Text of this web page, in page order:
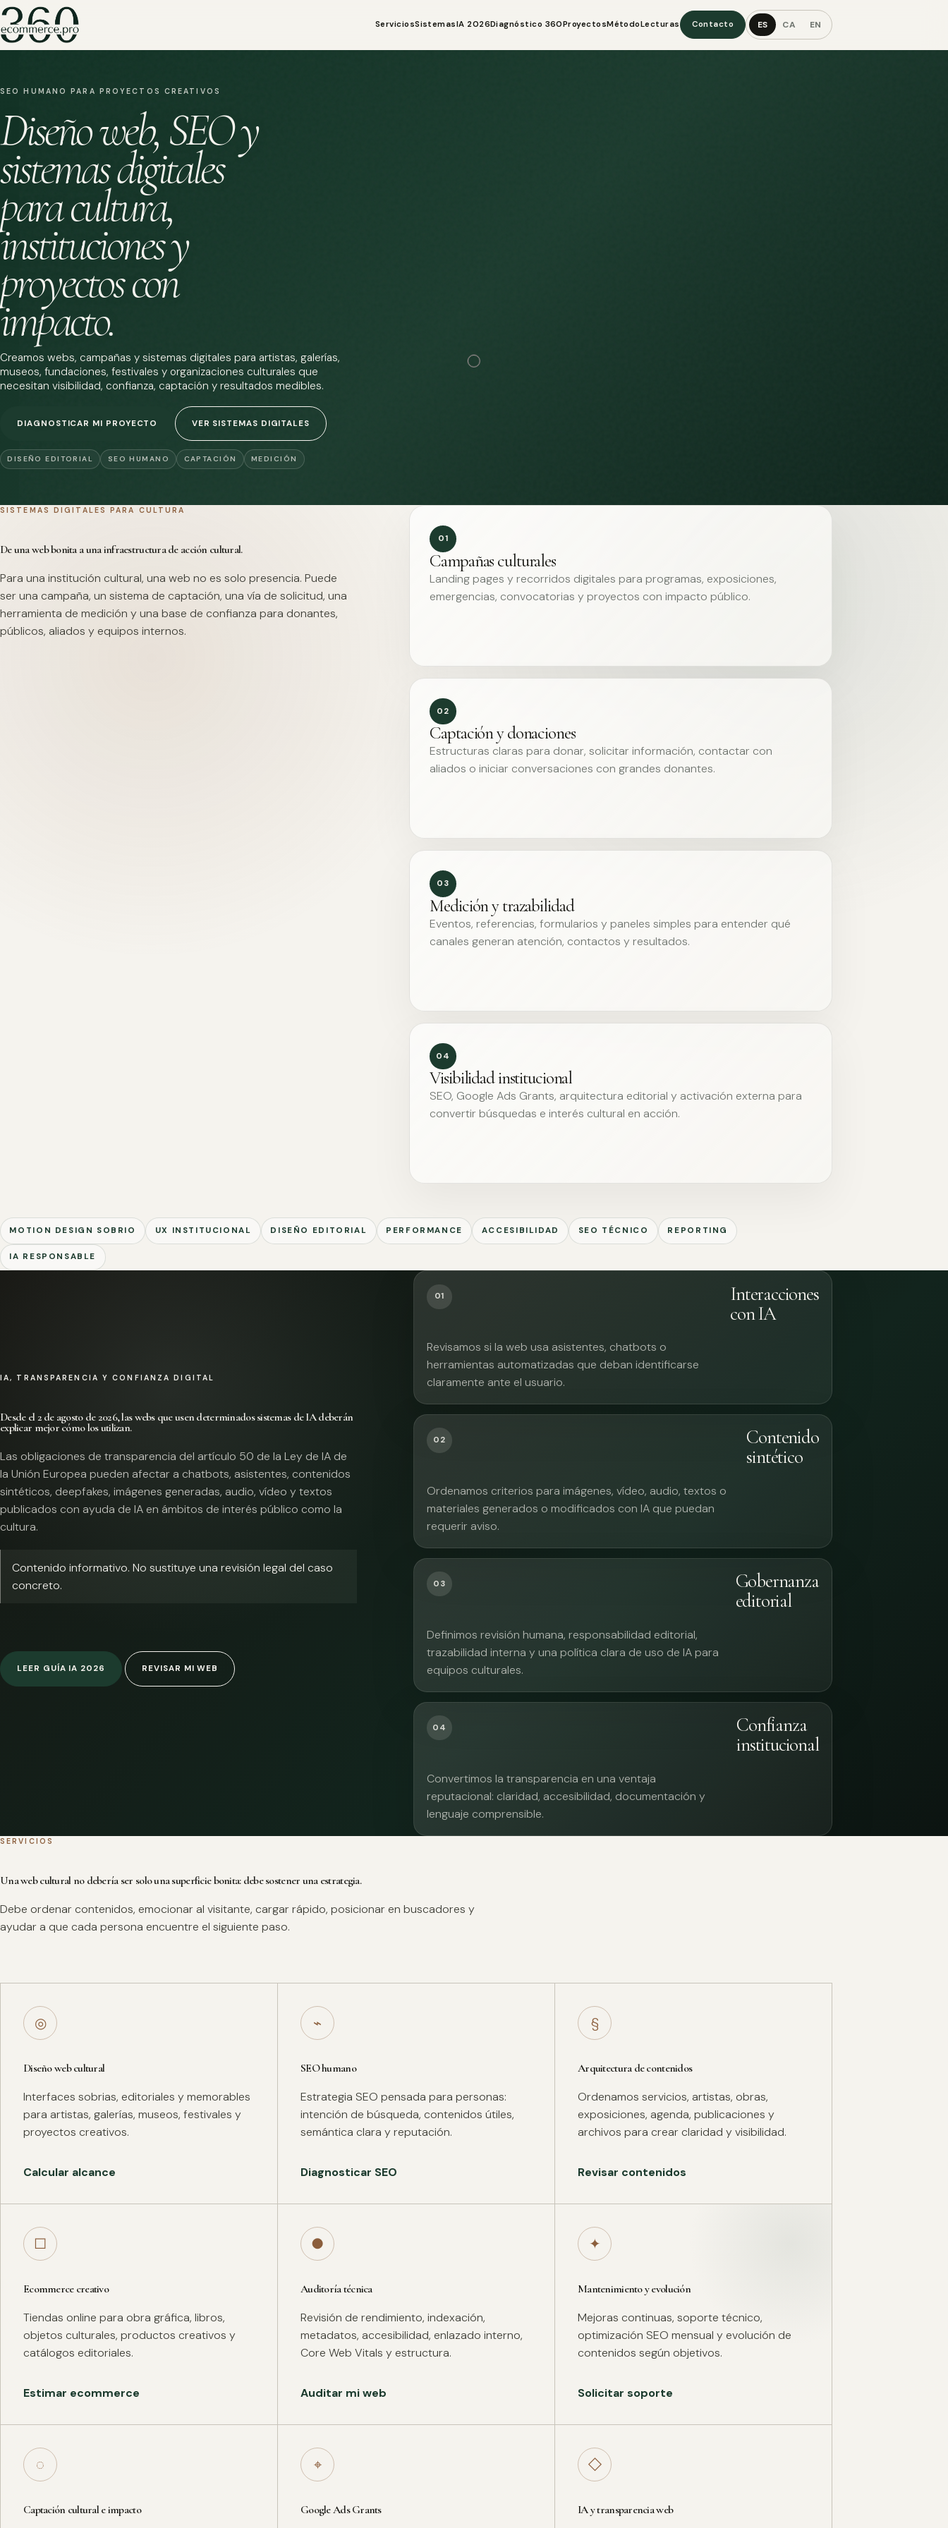
ServiciosSistemasIA 2026Diagnóstico 360ProyectosMétodoLecturas Contacto ES CA EN
SEO HUMANO PARA PROYECTOS CREATIVOS
Diseño web, SEO y
sistemas digitales
para cultura,
instituciones y
proyectos con
impacto.
Creamos webs, campañas y sistemas digitales para artistas, galerías,
museos, fundaciones, festivales y organizaciones culturales que
necesitan visibilidad, confianza, captación y resultados medibles.
DIAGNOSTICAR MI PROYECTO VER SISTEMAS DIGITALES
DISEÑO EDITORIAL SEO HUMANO CAPTACIÓN MEDICIÓN
SISTEMAS DIGITALES PARA CULTURA
De una web bonita a una infraestructura de acción cultural.
Para una institución cultural, una web no es solo presencia. Puede
ser una campaña, un sistema de captación, una vía de solicitud, una
herramienta de medición y una base de confianza para donantes,
públicos, aliados y equipos internos.
01
Campañas culturales
Landing pages y recorridos digitales para programas, exposiciones,
emergencias, convocatorias y proyectos con impacto público.
02
Captación y donaciones
Estructuras claras para donar, solicitar información, contactar con
aliados o iniciar conversaciones con grandes donantes.
03
Medición y trazabilidad
Eventos, referencias, formularios y paneles simples para entender qué
canales generan atención, contactos y resultados.
04
Visibilidad institucional
SEO, Google Ads Grants, arquitectura editorial y activación externa para
convertir búsquedas e interés cultural en acción.
MOTION DESIGN SOBRIO UX INSTITUCIONAL DISEÑO EDITORIAL PERFORMANCE ACCESIBILIDAD SEO TÉCNICO REPORTING
IA RESPONSABLE
IA, TRANSPARENCIA Y CONFIANZA DIGITAL
Desde el 2 de agosto de 2026, las webs que usen determinados sistemas de IA deberán
explicar mejor cómo los utilizan.
Las obligaciones de transparencia del artículo 50 de la Ley de IA de
la Unión Europea pueden afectar a chatbots, asistentes, contenidos
sintéticos, deepfakes, imágenes generadas, audio, vídeo y textos
publicados con ayuda de IA en ámbitos de interés público como la
cultura.
Contenido informativo. No sustituye una revisión legal del caso
concreto.
LEER GUÍA IA 2026 REVISAR MI WEB
01
Interacciones
con IA
Revisamos si la web usa asistentes, chatbots o
herramientas automatizadas que deban identificarse
claramente ante el usuario.
02
Contenido
sintético
Ordenamos criterios para imágenes, vídeo, audio, textos o
materiales generados o modificados con IA que puedan
requerir aviso.
03
Gobernanza
editorial
Definimos revisión humana, responsabilidad editorial,
trazabilidad interna y una política clara de uso de IA para
equipos culturales.
04
Confianza
institucional
Convertimos la transparencia en una ventaja
reputacional: claridad, accesibilidad, documentación y
lenguaje comprensible.
SERVICIOS
Una web cultural no debería ser solo una superficie bonita: debe sostener una estrategia.
Debe ordenar contenidos, emocionar al visitante, cargar rápido, posicionar en buscadores y
ayudar a que cada persona encuentre el siguiente paso.
◎
Diseño web cultural
Interfaces sobrias, editoriales y memorables
para artistas, galerías, museos, festivales y
proyectos creativos.
Calcular alcance
⌁
SEO humano
Estrategia SEO pensada para personas:
intención de búsqueda, contenidos útiles,
semántica clara y reputación.
Diagnosticar SEO
§
Arquitectura de contenidos
Ordenamos servicios, artistas, obras,
exposiciones, agenda, publicaciones y
archivos para crear claridad y visibilidad.
Revisar contenidos
□
Ecommerce creativo
Tiendas online para obra gráfica, libros,
objetos culturales, productos creativos y
catálogos editoriales.
Estimar ecommerce
●
Auditoría técnica
Revisión de rendimiento, indexación,
metadatos, accesibilidad, enlazado interno,
Core Web Vitals y estructura.
Auditar mi web
✦
Mantenimiento y evolución
Mejoras continuas, soporte técnico,
optimización SEO mensual y evolución de
contenidos según objetivos.
Solicitar soporte
◌
Captación cultural e impacto
⌖
Google Ads Grants
◇
IA y transparencia web